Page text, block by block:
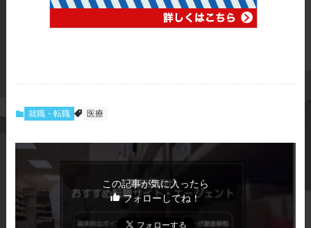
就職・転職 医療
この記事が気に入ったら
フォローしてね！